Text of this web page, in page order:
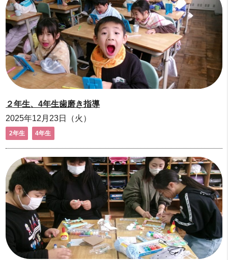
２年生、4年生歯磨き指導
2025年12月23日（火）
2年生 4年生